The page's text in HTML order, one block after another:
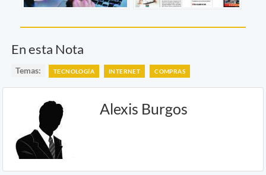
En esta Nota
Temas: TECNOLOGÍA INTERNET COMPRAS
Alexis Burgos